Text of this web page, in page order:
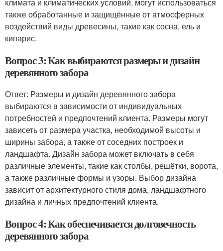
также обработанные и защищённые от атмосферных
воздействий виды древесины, такие как сосна, ель и
кипарис.
Вопрос 3: Как выбираются размеры и дизайн
деревянного забора
Ответ: Размеры и дизайн деревянного забора
выбираются в зависимости от индивидуальных
потребностей и предпочтений клиента. Размеры могут
зависеть от размера участка, необходимой высоты и
ширины забора, а также от соседних построек и
ландшафта. Дизайн забора может включать в себя
различные элементы, такие как столбы, решётки, ворота,
а также различные формы и узоры. Выбор дизайна
зависит от архитектурного стиля дома, ландшафтного
дизайна и личных предпочтений клиента.
Вопрос 4: Как обеспечивается долговечность
деревянного забора